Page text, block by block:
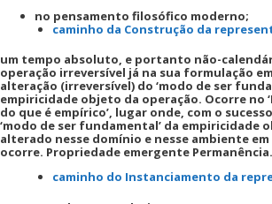
no pensamento filosófico moderno;
caminho da Construção da
um tempo absoluto, e portanto não-
operação irreversível já na sua formulação
alteração (irreversível) do ‘modo de ser
empiricidade objeto da operação. Ocorre no
do que é empírico’, lugar onde, com o
‘modo de ser fundamental’ da empiricidade
alterado nesse domínio e nesse ambiente
ocorre. Propriedade emergente Permanência.
caminho do Instanciamento da